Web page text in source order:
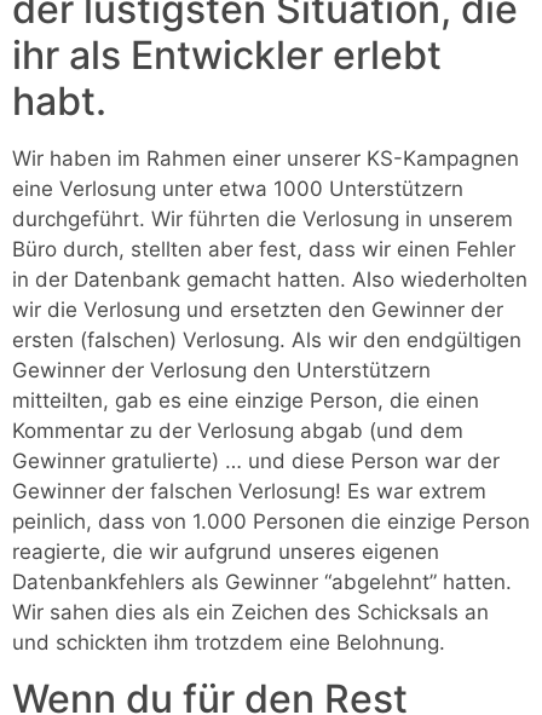
ihr als Entwickler erlebt
habt.
Wir haben im Rahmen einer unserer KS-Kampagnen
eine Verlosung unter etwa 1000 Unterstützern
durchgeführt. Wir führten die Verlosung in unserem
Büro durch, stellten aber fest, dass wir einen Fehler
in der Datenbank gemacht hatten. Also wiederholten
wir die Verlosung und ersetzten den Gewinner der
ersten (falschen) Verlosung. Als wir den endgültigen
Gewinner der Verlosung den Unterstützern
mitteilten, gab es eine einzige Person, die einen
Kommentar zu der Verlosung abgab (und dem
Gewinner gratulierte) … und diese Person war der
Gewinner der falschen Verlosung! Es war extrem
peinlich, dass von 1.000 Personen die einzige Person
reagierte, die wir aufgrund unseres eigenen
Datenbankfehlers als Gewinner “abgelehnt” hatten.
Wir sahen dies als ein Zeichen des Schicksals an
und schickten ihm trotzdem eine Belohnung.
Wenn du für den Rest